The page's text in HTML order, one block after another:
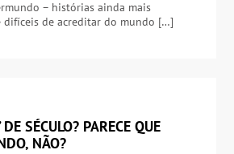
– histórias ainda mais
difíceis de acreditar do mundo […]
SÉCULO? PARECE QUE
NÃO?